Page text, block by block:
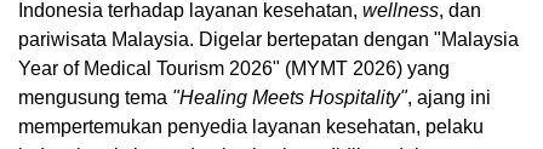
Indonesia terhadap layanan kesehatan, wellness, dan
pariwisata Malaysia. Digelar bertepatan dengan "Malaysia
Year of Medical Tourism 2026" (MYMT 2026) yang
mengusung tema "Healing Meets Hospitality", ajang ini
mempertemukan penyedia layanan kesehatan, pelaku